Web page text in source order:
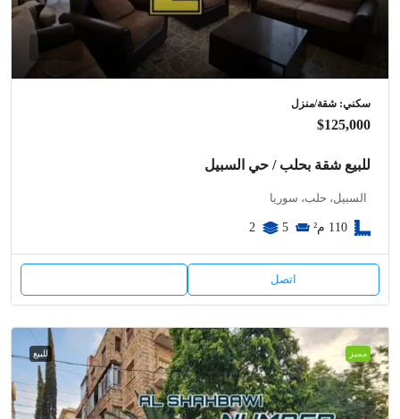
سكني: شقة/منزل
$125,000
للبيع شقة بحلب / حي السبيل
السبيل، حلب، سوريا
110 م² 5
2
اتصل
مميز للبيع